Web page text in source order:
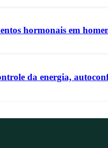
hormonais em
da energia,